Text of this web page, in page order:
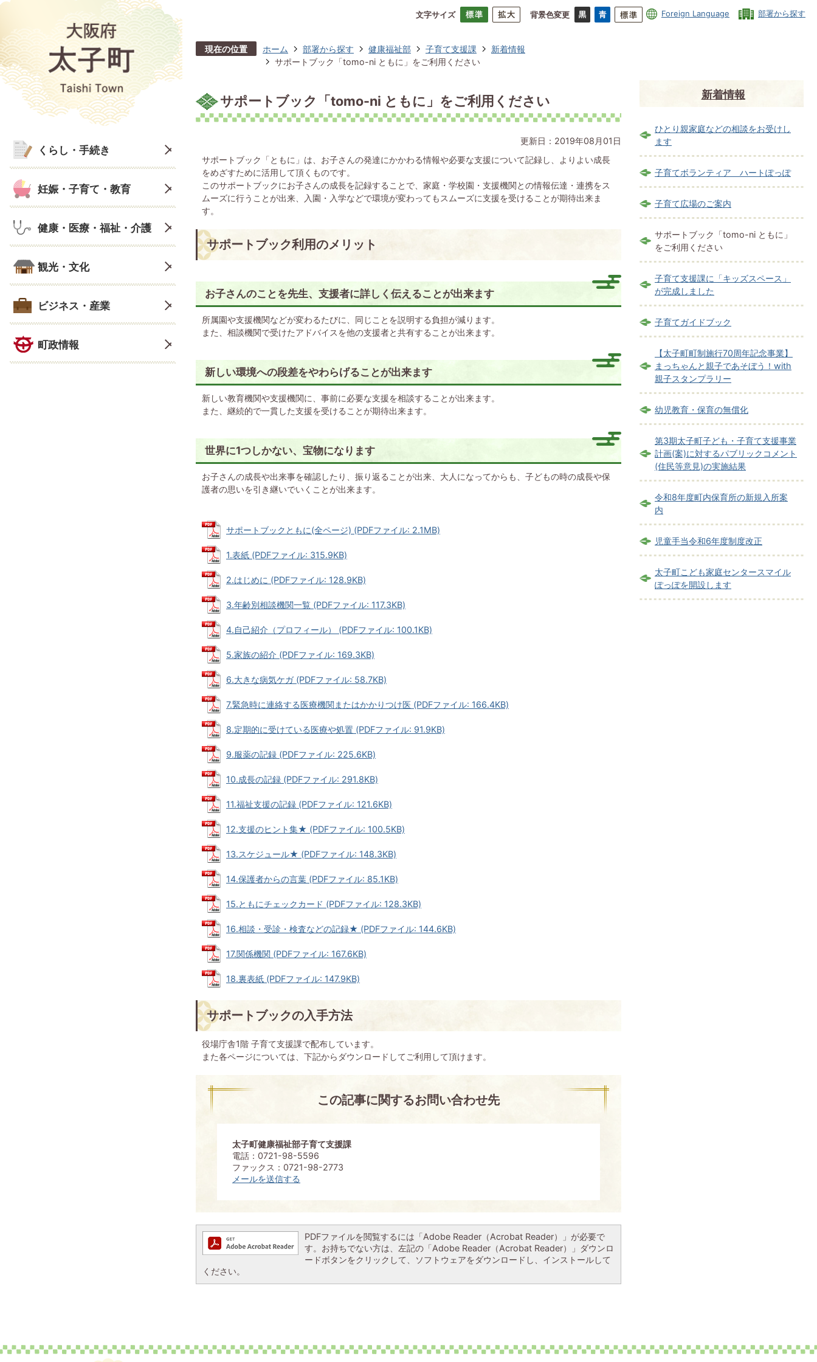
文字サイズ 背景色変更 Foreign Language 部署から探す
くらし・手続き
妊娠・子育て・教育
健康・医療・福祉・介護
観光・文化
ビジネス・産業
町政情報
現在の位置 ホーム 部署から探す 健康福祉部 子育て支援課
新着情報
サポートブック「tomo-ni ともに」をご利用ください
サポートブック「tomo-ni ともに」をご利用ください
更新日：2019年08月01日
サポートブック「ともに」は、お子さんの発達にかかわる情報や必要な支援について記録し、よりよい成長
をめざすために活用して頂くものです。
このサポートブックにお子さんの成長を記録することで、家庭・学校園・支援機関との情報伝達・連携をス
ムーズに行うことが出来、入園・入学などで環境が変わってもスムーズに支援を受けることが期待出来ま
す。
サポートブック利用のメリット
お子さんのことを先生、支援者に詳しく伝えることが出来ます
所属園や支援機関などが変わるたびに、同じことを説明する負担が減ります。
また、相談機関で受けたアドバイスを他の支援者と共有することが出来ます。
新しい環境への段差をやわらげることが出来ます
新しい教育機関や支援機関に、事前に必要な支援を相談することが出来ます。
また、継続的で一貫した支援を受けることが期待出来ます。
世界に1つしかない、宝物になります
お子さんの成長や出来事を確認したり、振り返ることが出来、大人になってからも、子どもの時の成長や保
護者の思いを引き継いでいくことが出来ます。
サポートブックともに(全ページ) (PDFファイル: 2.1MB)
1.表紙 (PDFファイル: 315.9KB)
2.はじめに (PDFファイル: 128.9KB)
3.年齢別相談機関一覧 (PDFファイル: 117.3KB)
4.自己紹介（プロフィール） (PDFファイル: 100.1KB)
5.家族の紹介 (PDFファイル: 169.3KB)
6.大きな病気ケガ (PDFファイル: 58.7KB)
7.緊急時に連絡する医療機関またはかかりつけ医 (PDFファイル: 166.4KB)
8.定期的に受けている医療や処置 (PDFファイル: 91.9KB)
9.服薬の記録 (PDFファイル: 225.6KB)
10.成長の記録 (PDFファイル: 291.8KB)
11.福祉支援の記録 (PDFファイル: 121.6KB)
12.支援のヒント集★ (PDFファイル: 100.5KB)
13.スケジュール★ (PDFファイル: 148.3KB)
14.保護者からの言葉 (PDFファイル: 85.1KB)
15.ともにチェックカード (PDFファイル: 128.3KB)
16.相談・受診・検査などの記録★ (PDFファイル: 144.6KB)
17.関係機関 (PDFファイル: 167.6KB)
18.裏表紙 (PDFファイル: 147.9KB)
サポートブックの入手方法
役場庁舎1階 子育て支援課で配布しています。
また各ページについては、下記からダウンロードしてご利用して頂けます。
この記事に関するお問い合わせ先
太子町健康福祉部子育て支援課
電話：0721-98-5596
ファックス：0721-98-2773
メールを送信する
PDFファイルを閲覧するには「Adobe Reader（Acrobat Reader）」が必要で
す。お持ちでない方は、左記の「Adobe Reader（Acrobat Reader）」ダウンロ
ードボタンをクリックして、ソフトウェアをダウンロードし、インストールして
ください。
新着情報
ひとり親家庭などの相談をお受けし
ます
子育てボランティア ハートぽっぽ
子育て広場のご案内
サポートブック「tomo-ni ともに」
をご利用ください
子育て支援課に「キッズスペース」
が完成しました
子育てガイドブック
【太子町町制施行70周年記念事業】
まっちゃんと親子であそぼう！with
親子スタンプラリー
幼児教育・保育の無償化
第3期太子町子ども・子育て支援事業
計画(案)に対するパブリックコメント
(住民等意見)の実施結果
令和8年度町内保育所の新規入所案
内
児童手当令和6年度制度改正
太子町こども家庭センタースマイル
ぽっぽを開設します